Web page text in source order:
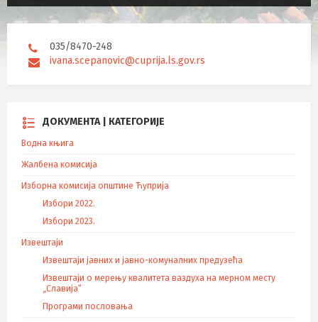
035/8470-248
ivana.scepanovic@cuprija.ls.gov.rs
ДОКУМЕНТА | КАТЕГОРИЈЕ
Водна књига
Жалбена комисија
Изборна комисија општине Ћуприја
Избори 2022.
Избори 2023.
Извештаји
Извештаји јавних и јавно-комуналних предузећа
Извештаји о мерењу квалитета ваздуха на мерном месту
„Славија“
Програми пословања